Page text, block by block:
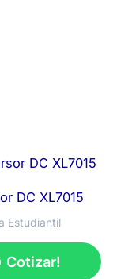
DC XL7015
Estudiantil
Cotizar!